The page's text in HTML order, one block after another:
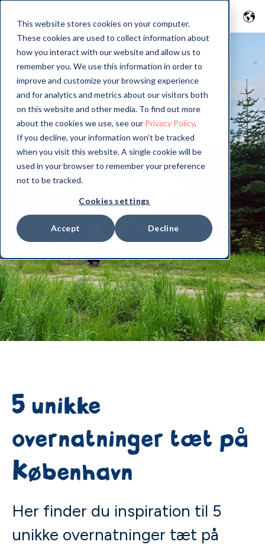
This website stores cookies on your computer.
These cookies are used to collect information about
how you interact with our website and allow us to
remember you. We use this information in order to
improve and customize your browsing experience
and for analytics and metrics about our visitors both
on this website and other media. To find out more
about the cookies we use, see our Privacy Policy.
If you decline, your information won’t be tracked
when you visit this website. A single cookie will be
used in your browser to remember your preference
not to be tracked.
Cookies settings
Accept Decline
5 unikke
overnatninger tæt på
København
Her finder du inspiration til 5
unikke overnatninger tæt på